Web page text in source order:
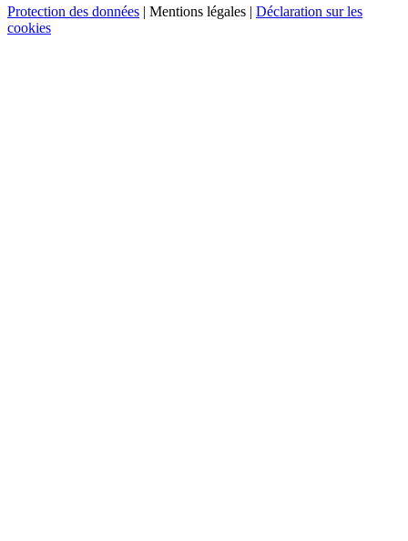
Protection des données | Mentions légales | Déclaration sur les
cookies